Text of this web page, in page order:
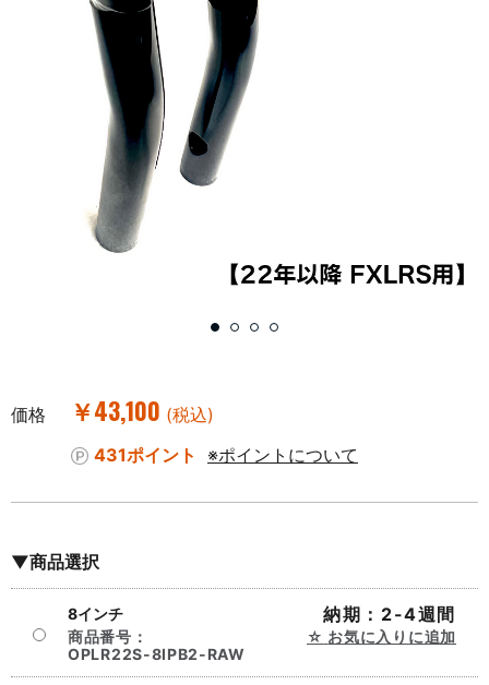
価格 ￥43,100 (税込)
431ポイント
※ポイントについて
▼商品選択
8インチ 納期：2-4週間
商品番号：
OPLR22S-8IPB2-RAW
お気に入りに追加